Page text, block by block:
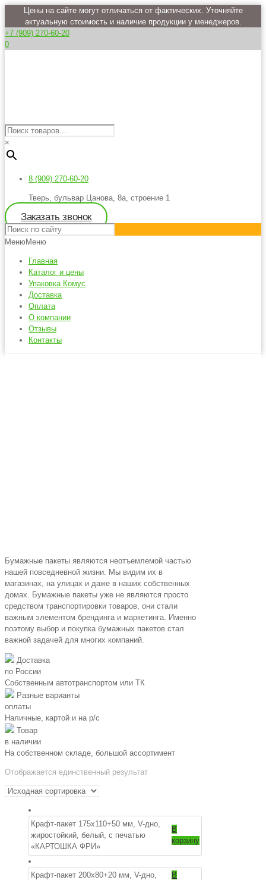
Цены на сайте могут отличаться от фактических. Уточняйте
актуальную стоимость и наличие продукции у менеджеров.
+7 (909) 270-60-20
0
×
8 (909) 270-60-20
Тверь, бульвар Цанова, 8а, строение 1
Заказать звонок
МенюМеню
Главная
Каталог и цены
Упаковка Комус
Доставка
Оплата
О компании
Отзывы
Контакты
Бумажные пакеты являются неотъемлемой частью
нашей повседневной жизни. Мы видим их в
магазинах, на улицах и даже в наших собственных
домах. Бумажные пакеты уже не являются просто
средством транспортировки товаров, они стали
важным элементом брендинга и маркетинга. Именно
поэтому выбор и покупка бумажных пакетов стал
важной задачей для многих компаний.
Доставка
по России
Собственным автотранспортом или ТК
Разные варианты
оплаты
Наличные, картой и на р/c
Товар
в наличии
На собственном складе, большой ассортимент
Отображается единственный результат
Крафт-пакет 175х110+50 мм, V-дно,
жиростойкий, белый, с печатью
«КАРТОШКА ФРИ»
В
корзину
Крафт-пакет 200х80+20 мм, V-дно,
В